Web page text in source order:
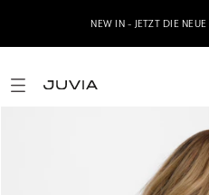
NEW IN - JETZT DIE